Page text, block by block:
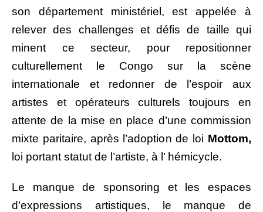
son département ministériel, est appelée à
relever des challenges et défis de taille qui
minent ce secteur, pour repositionner
culturellement le Congo sur la scène
internationale et redonner de l’espoir aux
artistes et opérateurs culturels toujours en
attente de la mise en place d’une commission
mixte paritaire, après l’adoption de loi Mottom,
loi portant statut de l’artiste, à l’ hémicycle.
Le manque de sponsoring et les espaces
d’expressions artistiques, le manque de